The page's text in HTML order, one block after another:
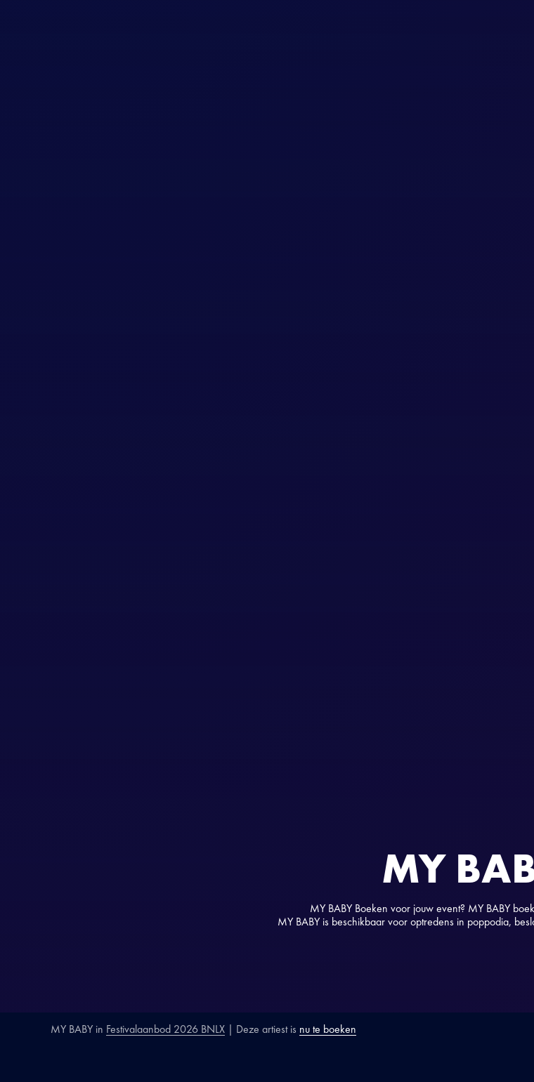
MY
MY BABY Boeken voor jouw event? MY BABY
MY BABY is beschikbaar voor optredens in poppodia,
MY BABY in Festivalaanbod 2026 BNLX | Deze artiest is nu te boeken